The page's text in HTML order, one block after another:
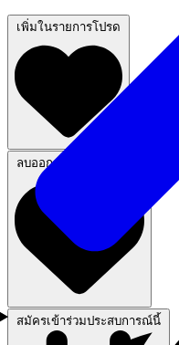
เพิ่มในรายการโปรด
ลบออกจากรายการโปรด
สมัครเข้าร่วมประสบการณ์นี้